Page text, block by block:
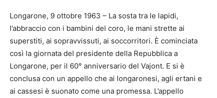
Longarone, 9 ottobre 1963 – La sosta tra le lapidi,
l’abbraccio con i bambini del coro, le mani strette ai
superstiti, ai sopravvissuti, ai soccorritori. È cominciata
così la giornata del presidente della Repubblica a
Longarone, per il 60° anniversario del Vajont. E si è
conclusa con un appello che ai longaronesi, agli ertani e
ai cassesi è suonato come una promessa. L’appello